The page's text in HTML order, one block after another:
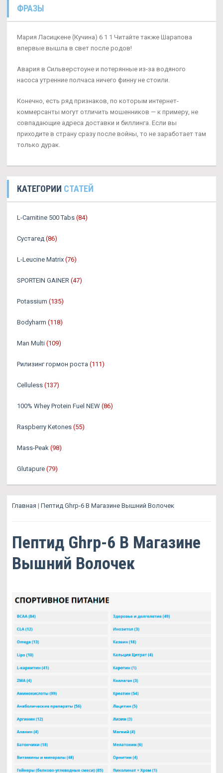
ФРАЗЫ
Мария Ласицкене (Кучина) 6 1 1 Читайте также Шарапова
впервые вышла в свет после родов!
Авария в Сильверстоуне и потерянные из-за водяного
насоса утренние полчаса ничего финну не стоили.
Конечно, есть ряд признаков, по которым интернет-
коммерсанты могут отличить мошенников — к примеру, не
совпадающие адреса доставки и биллинга. Если вы
приходите в страну сразу после войны, то не заработает там
только дурак.
КАТЕГОРИИ СТАТЕЙ
L-Carnitine 500 Tabs (84)
Сустагед (86)
L-Leucine Matrix (76)
SPORTEIN GAINER (47)
Potassium (135)
Bodyharm (118)
Man Multi (109)
Рилизинг гормон роста (111)
Celluless (137)
100% Whey Protein Fuel NEW (86)
Raspberry Ketones (55)
Mass-Peak (98)
Glutapure (79)
Главная | Пептид Ghrp-6 В Магазине Вышний Волочек
Пептид Ghrp-6 В Магазине
Вышний Волочек